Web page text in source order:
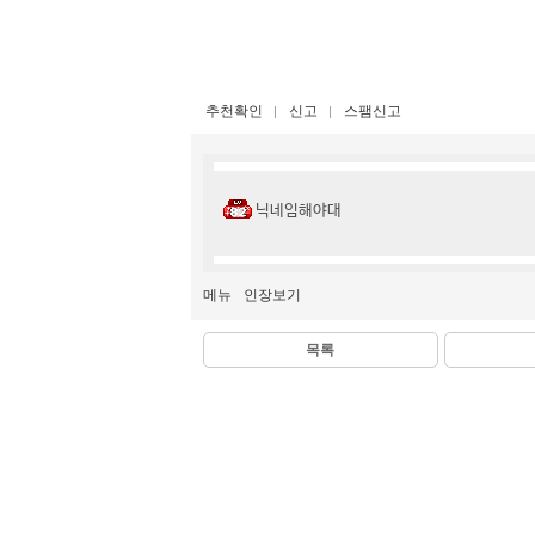
추천확인 신고 스팸신고
닉네임해야대
메뉴 인장보기
목록